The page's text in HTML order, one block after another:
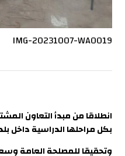
IMG-20231007-WA0019
انطلاقا من مبدأ التعاون
بكل مراحلها الدراسية داخل
وتحقيقا للمصلحة العامة